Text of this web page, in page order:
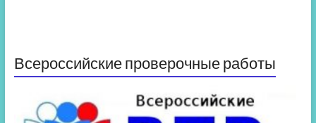
Всероссийские проверочные работы